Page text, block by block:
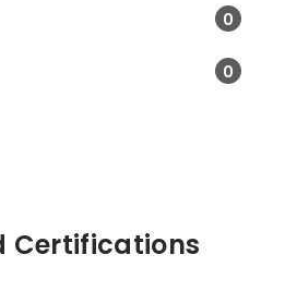
0
0
Certifications